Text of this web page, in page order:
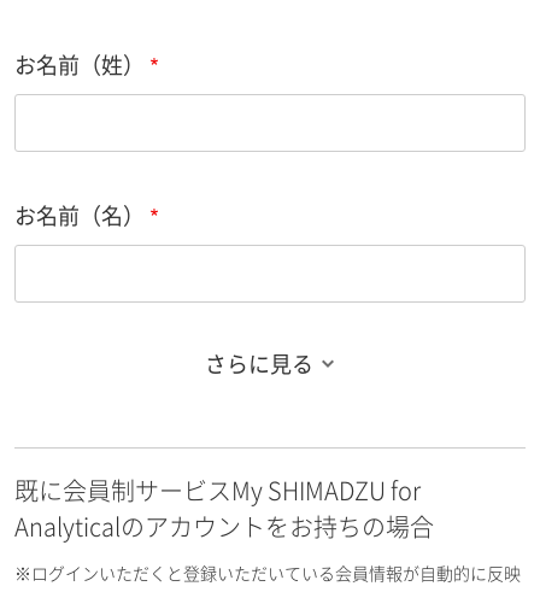
お名前（姓）
お名前（名）
お名前フリガナ（名）
さらに見る
既に会員制サービスMy SHIMADZU for
Analyticalのアカウントをお持ちの場合
※ログインいただくと登録いただいている会員情報が自動的に反映